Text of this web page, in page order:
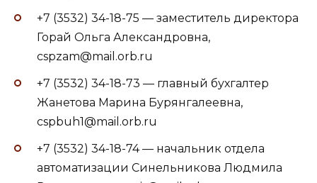
+7 (3532) 34-18-75 — заместитель директора
Горай Ольга Александровна,
cspzam@mail.orb.ru
+7 (3532) 34-18-73 — главный бухгалтер
Жанетова Марина Бурянгалеевна,
cspbuh1@mail.orb.ru
+7 (3532) 34-18-74 — начальник отдела
автоматизации Синельникова Людмила